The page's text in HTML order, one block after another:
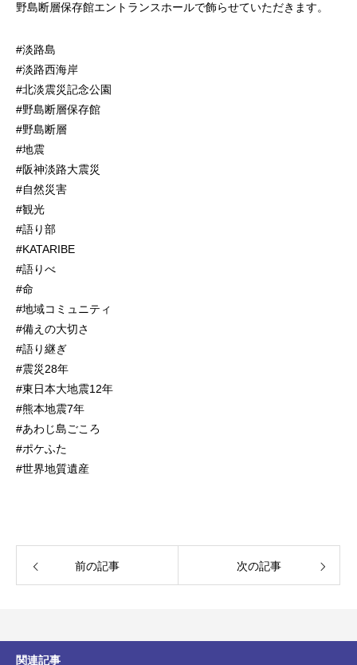
野島断層保存館エントランスホールで飾らせていただきます。
#淡路島
#淡路西海岸
#北淡震災記念公園
#野島断層保存館
#野島断層
#地震
#阪神淡路大震災
#自然災害
#観光
#語り部
#KATARIBE
#語りべ
#命
#地域コミュニティ
#備えの大切さ
#語り継ぎ
#震災28年
#東日本大地震12年
#熊本地震7年
#あわじ島ごころ
#ポケふた
#世界地質遺産
前の記事 次の記事
関連記事